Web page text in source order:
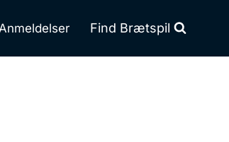
Anmeldelser Find Brætspil